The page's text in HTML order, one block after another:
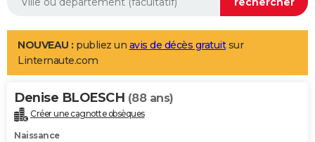
Aménagement intérieur
LIFESTYLE
Art de vivre
Bien-être
Loisirs
Mode
Modes de vie
Alimentation
Guide de la santé
Maladies
Médicaments
Sommeil
VOYAGE
Destinations
City break
Voyage nature
Voyage de noces
Forum
Climat
+PHOTO
NOUVEAU : publiez un avis de décès gratuitsur
Linternaute.com
Denise BLOESCH (88 ans)
Créer une cagnotte obsèques
Naissance